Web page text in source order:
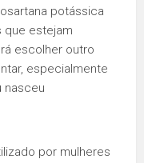
potássica
que estejam
escolher outro
especialmente
nasceu
por mulheres